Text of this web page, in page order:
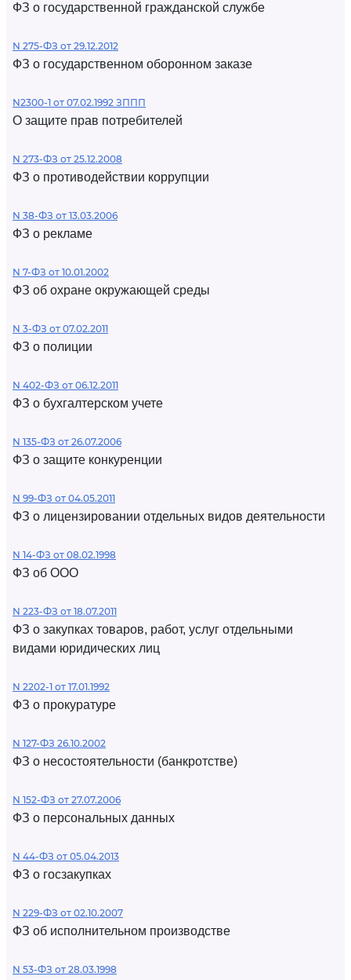
ФЗ о государственной гражданской службе
N 275-ФЗ от 29.12.2012
ФЗ о государственном оборонном заказе
N2300-1 от 07.02.1992 ЗППП
О защите прав потребителей
N 273-ФЗ от 25.12.2008
ФЗ о противодействии коррупции
N 38-ФЗ от 13.03.2006
ФЗ о рекламе
N 7-ФЗ от 10.01.2002
ФЗ об охране окружающей среды
N 3-ФЗ от 07.02.2011
ФЗ о полиции
N 402-ФЗ от 06.12.2011
ФЗ о бухгалтерском учете
N 135-ФЗ от 26.07.2006
ФЗ о защите конкуренции
N 99-ФЗ от 04.05.2011
ФЗ о лицензировании отдельных видов деятельности
N 14-ФЗ от 08.02.1998
ФЗ об ООО
N 223-ФЗ от 18.07.2011
ФЗ о закупках товаров, работ, услуг отдельными
видами юридических лиц
N 2202-1 от 17.01.1992
ФЗ о прокуратуре
N 127-ФЗ 26.10.2002
ФЗ о несостоятельности (банкротстве)
N 152-ФЗ от 27.07.2006
ФЗ о персональных данных
N 44-ФЗ от 05.04.2013
ФЗ о госзакупках
N 229-ФЗ от 02.10.2007
ФЗ об исполнительном производстве
N 53-ФЗ от 28.03.1998